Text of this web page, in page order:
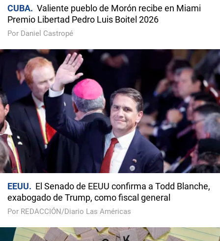
CUBA
Valiente pueblo de Morón recibe en Miami
Premio Libertad Pedro Luis Boitel 2026
Por Daniel Castropé
EEUU
El Senado de EEUU confirma a Todd Blanche,
exabogado de Trump, como fiscal general
Por REDACCIÓN/Diario Las Américas